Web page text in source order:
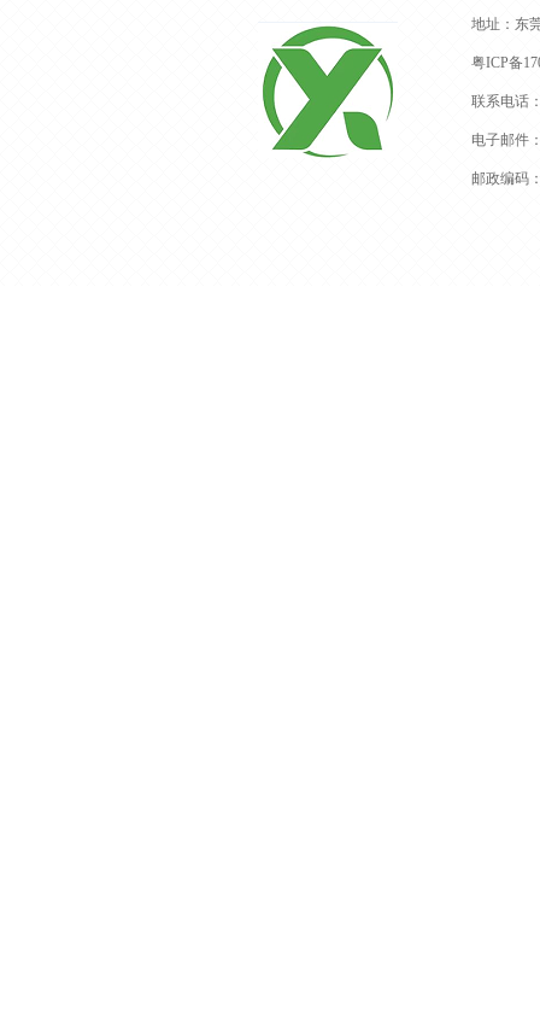
地址：东
粤ICP备
联系电话
电子邮件
邮政编码